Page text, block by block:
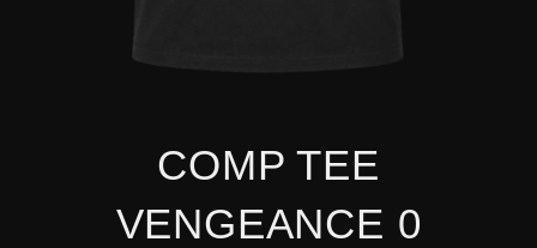
COMP TEE
VENGEANCE 0